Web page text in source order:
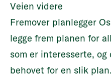
Veien videre
Fremover planlegger
legge frem planen for
som er interesserte,
behovet for en slik